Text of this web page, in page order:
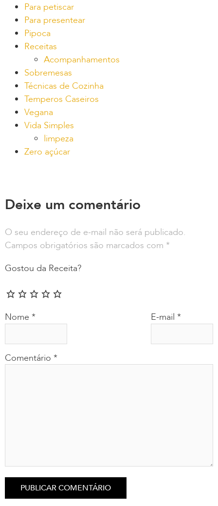
Para petiscar
Para presentear
Pipoca
Receitas
Acompanhamentos
Sobremesas
Técnicas de Cozinha
Temperos Caseiros
Vegana
Vida Simples
limpeza
Zero açúcar
Deixe um comentário
O seu endereço de e-mail não será publicado.
Campos obrigatórios são marcados com *
Gostou da Receita?
Comentário *
Nome * E-mail *